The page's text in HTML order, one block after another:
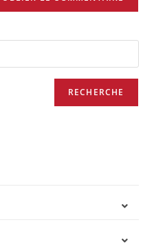
RECHERCHE